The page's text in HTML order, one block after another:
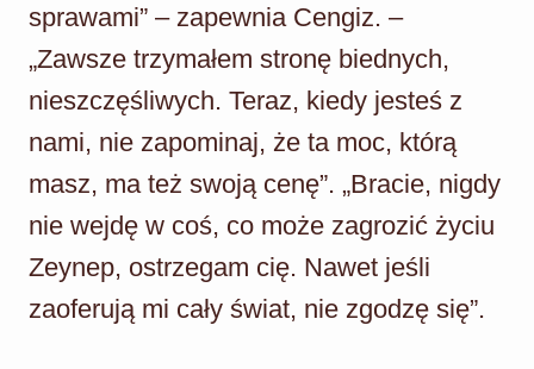
sprawami” – zapewnia Cengiz. –
„Zawsze trzymałem stronę biednych,
nieszczęśliwych. Teraz, kiedy jesteś z
nami, nie zapominaj, że ta moc, którą
masz, ma też swoją cenę”. „Bracie, nigdy
nie wejdę w coś, co może zagrozić życiu
Zeynep, ostrzegam cię. Nawet jeśli
zaoferują mi cały świat, nie zgodzę się”.